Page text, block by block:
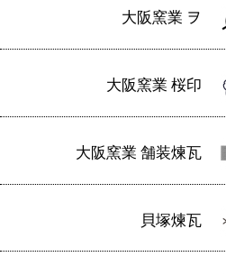
大阪窯業 ヲ
大阪窯業 桜印
大阪窯業 舗装煉瓦
貝塚煉瓦